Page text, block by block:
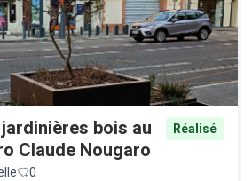
bois au
Claude Nougaro
Réalisé
0